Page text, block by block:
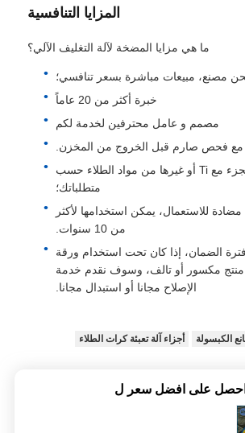
المزايا التنافسية
ما هي مزايا المضخة لآلة التغليف الآلي؟
مصنع، مبيعات مباشرة بسعر تنافسي؛
خبرة أكثر من 20 عاماً
مصمم و عامل محترفين لخدمة لكم
مع فحص صارم قبل الخروج من المخزن.
هذا الجزء مع Ti أو غيرها من مواد الطلاء حسب
متطلباتك؛
للاستعمال، يمكن استخدامها لأكثر
من 10 سنوات.
الضمان، إذا كان تحت استخدام ورقة
منتج مكسور أو تالف، وسوف نقدم خدمة
الإصلاح مجانا أو استبدال مجانا.
الكبسولة أجزاء آلة تعبئة كرات الطلاء
احصل على افضل سعر ل